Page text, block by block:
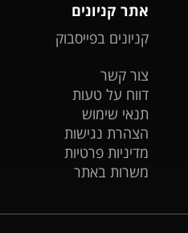
אתר קניונים
קניונים בפייסבוק
צור קשר
דווח על טעות
תנאי שימוש
הצהרת נגישות
מדיניות פרטיות
משרות באתר